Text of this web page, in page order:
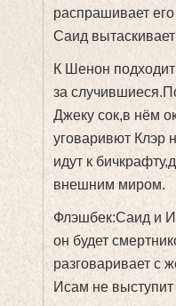
распрашивает
Саид
К Шенон
за
Джеку сок,в нём
уговаривют Клэр
идут к
внешним миром.
Флэшбек:Саид и
он будет
разговаривает с
Исам не